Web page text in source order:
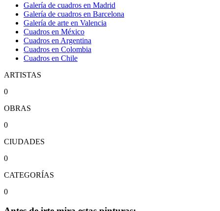
Galería de cuadros en Madrid
Galería de cuadros en Barcelona
Galería de arte en Valencia
Cuadros en México
Cuadros en Argentina
Cuadros en Colombia
Cuadros en Chile
ARTISTAS
0
OBRAS
0
CIUDADES
0
CATEGORÍAS
0